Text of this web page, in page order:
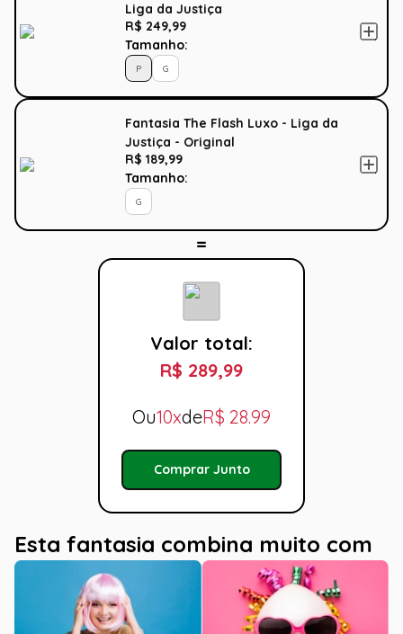
Liga da Justiça
R$ 249,99
Tamanho:
P G
Fantasia The Flash Luxo - Liga da
Justiça - Original
R$ 189,99
Tamanho:
G
Valor total:
R$ 289,99
Ou10xdeR$ 28.99
Comprar Junto
Esta fantasia combina muito com